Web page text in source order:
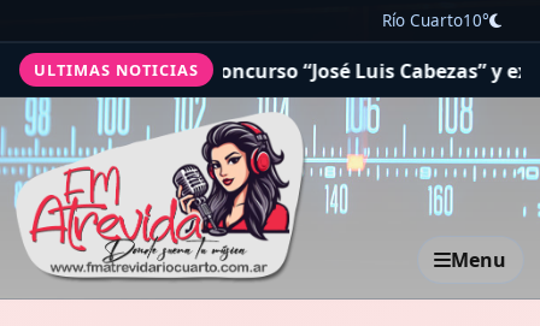
Río Cuarto10°
ULTIMAS NOTICIAS
el concurso “José Luis Cabezas” y extendió
Menu